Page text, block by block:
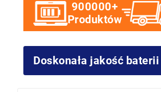
900000+
Produktów
Doskonała jakość